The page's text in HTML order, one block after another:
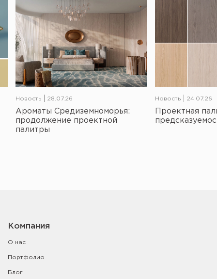
Новость 28.07.26
Ароматы Средиземноморья:
продолжение проектной
палитры
Новость 24.07.26
Проектная
Компания
О нас
Портфолио
Блог